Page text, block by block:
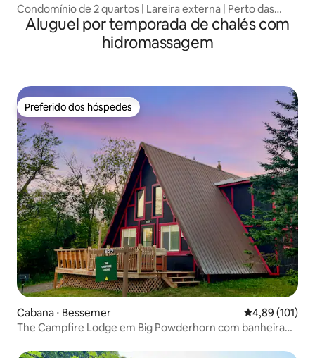
Condomínio de 2 quartos | Lareira externa | Perto das
cachoeiras UP
Aluguel por temporada de chalés com
hidromassagem
Preferido dos hóspedes
Preferido dos hóspedes
Cabana ⋅ Bessemer 4,89 de uma
4,89 (101)
The Campfire Lodge em Big Powderhorn com banheira